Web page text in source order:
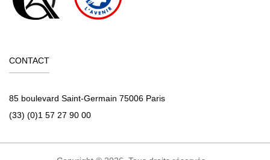
CONTACT
85 boulevard Saint-Germain 75006 Paris
(33) (0)1 57 27 90 00